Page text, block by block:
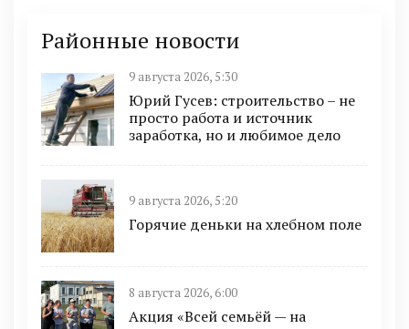
Районные новости
9 августа 2026, 5:30
Юрий Гусев: строительство – не
просто работа и источник
заработка, но и любимое дело
9 августа 2026, 5:20
Горячие деньки на хлебном поле
8 августа 2026, 6:00
Акция «Всей семьёй — на